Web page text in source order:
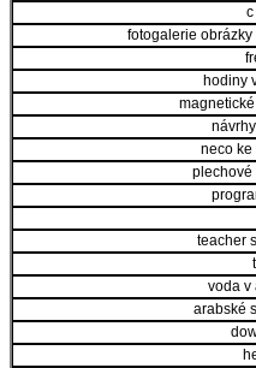
fotogalerie
hodiny
neco ke
plechové
teacher
voda v
arabské